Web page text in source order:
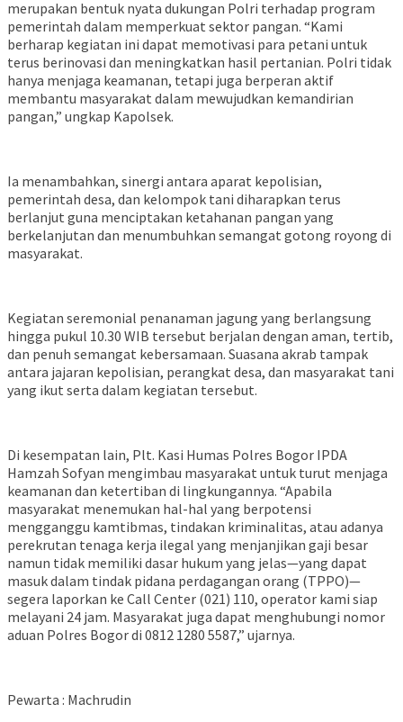
merupakan bentuk nyata dukungan Polri terhadap program
pemerintah dalam memperkuat sektor pangan. “Kami
berharap kegiatan ini dapat memotivasi para petani untuk
terus berinovasi dan meningkatkan hasil pertanian. Polri tidak
hanya menjaga keamanan, tetapi juga berperan aktif
membantu masyarakat dalam mewujudkan kemandirian
pangan,” ungkap Kapolsek.
Ia menambahkan, sinergi antara aparat kepolisian,
pemerintah desa, dan kelompok tani diharapkan terus
berlanjut guna menciptakan ketahanan pangan yang
berkelanjutan dan menumbuhkan semangat gotong royong di
masyarakat.
Kegiatan seremonial penanaman jagung yang berlangsung
hingga pukul 10.30 WIB tersebut berjalan dengan aman, tertib,
dan penuh semangat kebersamaan. Suasana akrab tampak
antara jajaran kepolisian, perangkat desa, dan masyarakat tani
yang ikut serta dalam kegiatan tersebut.
Di kesempatan lain, Plt. Kasi Humas Polres Bogor IPDA
Hamzah Sofyan mengimbau masyarakat untuk turut menjaga
keamanan dan ketertiban di lingkungannya. “Apabila
masyarakat menemukan hal-hal yang berpotensi
mengganggu kamtibmas, tindakan kriminalitas, atau adanya
perekrutan tenaga kerja ilegal yang menjanjikan gaji besar
namun tidak memiliki dasar hukum yang jelas—yang dapat
masuk dalam tindak pidana perdagangan orang (TPPO)—
segera laporkan ke Call Center (021) 110, operator kami siap
melayani 24 jam. Masyarakat juga dapat menghubungi nomor
aduan Polres Bogor di 0812 1280 5587,” ujarnya.
Pewarta : Machrudin